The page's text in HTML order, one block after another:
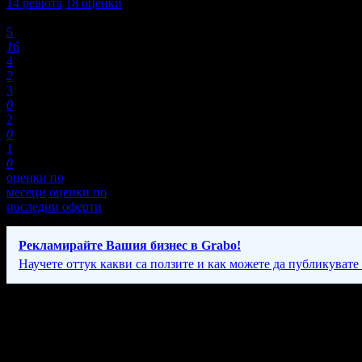
14 ревюта 18 оценки
5
16
4
2
3
0
2
0
1
0
оценки по
месеци оценки по
последни оферти
Рекламирайте Вашия бизнес в Grabo!
Научете оттук какви са ползите и как можете да публикувате